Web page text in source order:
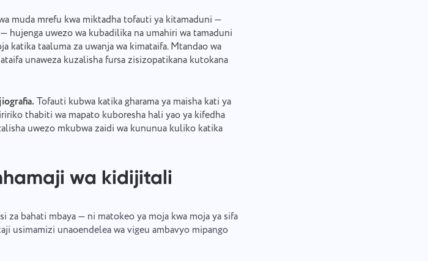
muda mrefu kwa miktadha tofauti ya kitamaduni —
hujenga uwezo wa kubadilika na umahiri wa tamaduni
katika taaluma za uwanja wa kimataifa. Mtandao wa
unaweza kuzalisha fursa zisizopatikana kutokana
Tofauti kubwa katika gharama ya maisha kati ya
thabiti wa mapato kuboresha hali yao ya kifedha
uwezo mkubwa zaidi wa kununua kuliko katika
wa kidijitali
bahati mbaya — ni matokeo ya moja kwa moja ya sifa
usimamizi unaoendelea wa vigeu ambavyo mipango